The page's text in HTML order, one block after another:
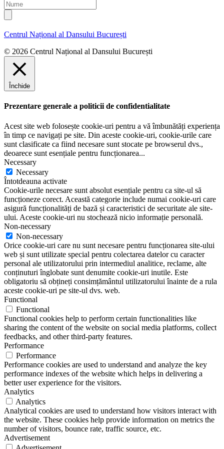
i
l
e
n
m
N
u
m
e
Centrul Național al Dansului București
© 2026 Centrul Național al Dansului București
Închide
Prezentare generale a politicii de confidentialitate
Acest site web folosește cookie-uri pentru a vă îmbunătăți experiența
în timp ce navigați pe site. Din aceste cookie-uri, cookie-urile care
sunt clasificate ca fiind necesare sunt stocate pe browserul dvs.,
deoarece sunt esențiale pentru funcționarea...
Necessary
Necessary
Întotdeauna activate
Cookie-urile necesare sunt absolut esențiale pentru ca site-ul să
funcționeze corect. Această categorie include numai cookie-uri care
asigură funcționalități de bază și caracteristici de securitate ale site-
ului. Aceste cookie-uri nu stochează nicio informație personală.
Non-necessary
Non-necessary
Orice cookie-uri care nu sunt necesare pentru funcționarea site-ului
web și sunt utilizate special pentru colectarea datelor cu caracter
personal ale utilizatorului prin intermediul analitice, reclame, alte
conținuturi înglobate sunt denumite cookie-uri inutile. Este
obligatoriu să obțineți consimțământul utilizatorului înainte de a rula
aceste cookie-uri pe site-ul dvs. web.
Functional
Functional
Functional cookies help to perform certain functionalities like
sharing the content of the website on social media platforms, collect
feedbacks, and other third-party features.
Performance
Performance
Performance cookies are used to understand and analyze the key
performance indexes of the website which helps in delivering a
better user experience for the visitors.
Analytics
Analytics
Analytical cookies are used to understand how visitors interact with
the website. These cookies help provide information on metrics the
number of visitors, bounce rate, traffic source, etc.
Advertisement